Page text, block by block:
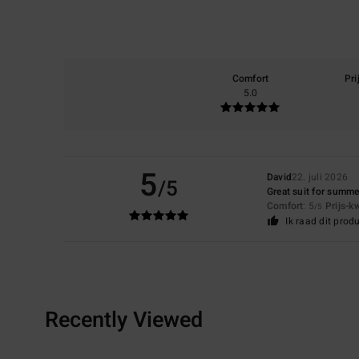
Comfort
5.0
5/5 David22. juli 2026
Great suit for
Comfort: 5/5 Prijs-
Ik raad dit
Recently Viewed